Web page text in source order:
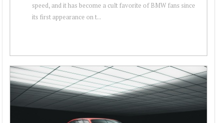
speed, and it has become a cult favorite of BMW fans since
its first appearance on t...